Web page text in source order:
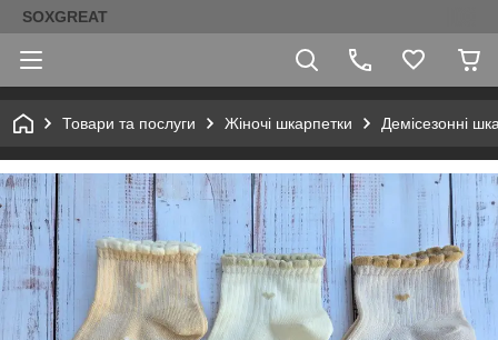
SOXGREAT
Товари та послуги Жіночі шкарпетки Демісезонні